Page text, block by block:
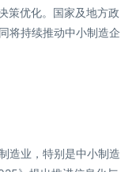
策优化。国家及地方政
将持续推动中小制造企
造业，特别是中小制造